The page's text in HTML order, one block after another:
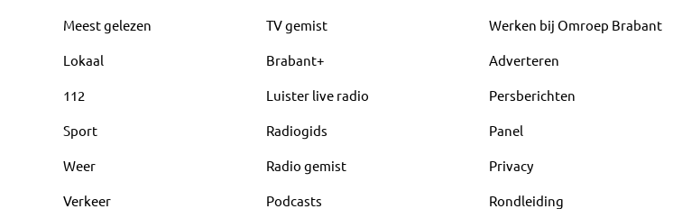
Meest gelezen
Lokaal
112
Sport
Weer
Verkeer
TV gemist
Brabant+
Luister live radio
Radiogids
Radio gemist
Podcasts
Werken bij Omroep Brabant
Adverteren
Persberichten
Panel
Privacy
Rondleiding